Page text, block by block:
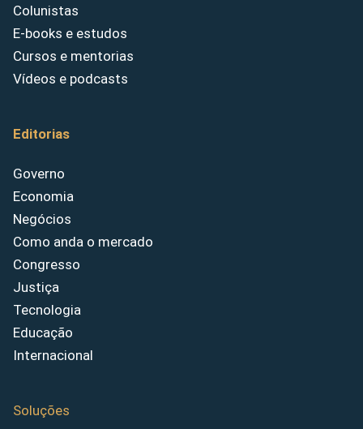
Colunistas
E-books e estudos
Cursos e mentorias
Vídeos e podcasts
Editorias
Governo
Economia
Negócios
Como anda o mercado
Congresso
Justiça
Tecnologia
Educação
Internacional
Soluções